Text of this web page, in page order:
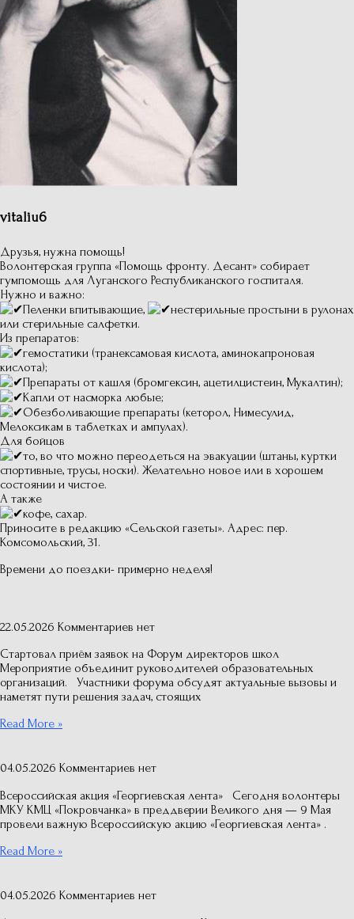
vitaliu6
Друзья, нужна помощь!
Волонтерская группа «Помощь фронту. Десант» собирает
гумпомощь для Луганского Республиканского госпиталя.
Нужно и важно:
Пеленки впитывающие,
нестерильные простыни в рулонах
или стерильные салфетки.
Из препаратов:
гемостатики (транексамовая кислота, аминокапроновая
кислота);
Препараты от кашля (бромгексин, ацетилцистеин, Мукалтин);
Капли от насморка любые;
Обезболивающие препараты (кеторол, Нимесулид,
Мелоксикам в таблетках и ампулах).
Для бойцов
то, во что можно переодеться на эвакуации (штаны, куртки
спортивные, трусы, носки). Желательно новое или в хорошем
состоянии и чистое.
А также
кофе, сахар.
Приносите в редакцию «Сельской газеты». Адрес: пер.
Комсомольский, 31.
Времени до поездки- примерно неделя!
22.05.2026 Комментариев нет
Стартовал приём заявок на Форум директоров школ
Мероприятие объединит руководителей образовательных
организаций. Участники форума обсудят актуальные вызовы и
наметят пути решения задач, стоящих
Read More »
04.05.2026 Комментариев нет
Всероссийская акция «Георгиевская лента» Сегодня волонтеры
МКУ КМЦ «Покровчанка» в преддверии Великого дня — 9 Мая
провели важную Всероссийскую акцию «Георгиевская лента» .
Read More »
04.05.2026 Комментариев нет